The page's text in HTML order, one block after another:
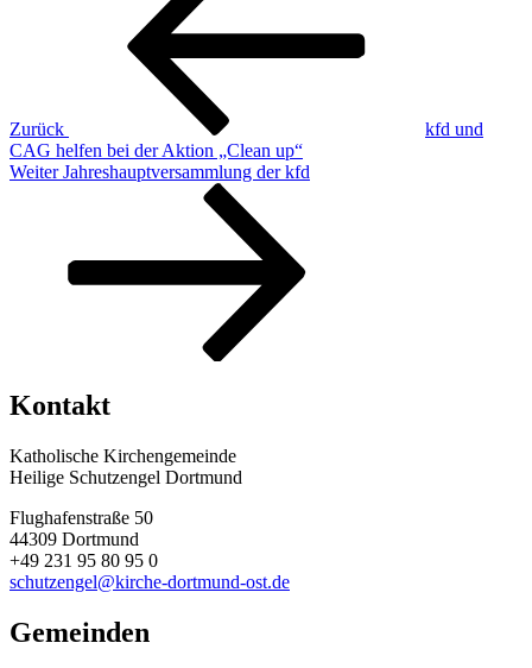
Zurück
kfd und
CAG helfen bei der Aktion „Clean up“
Nächster
Weiter Jahreshauptversammlung der kfd
Kontakt
Katholische Kirchengemeinde
Heilige Schutzengel Dortmund
Flughafenstraße 50
44309 Dortmund
+49 231 95 80 95 0
schutzengel@kirche-dortmund-ost.de
Gemeinden